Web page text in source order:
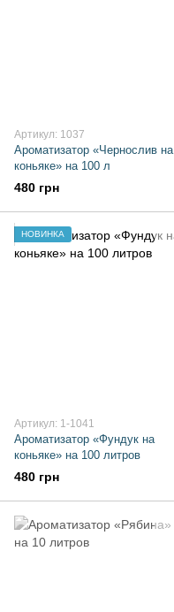
Артикул: 1037
Ароматизатор «Чернослив на
коньяке» на 100 л
480 грн
НОВИНКА
Артикул: 1-1041
Ароматизатор «Фундук на
коньяке» на 100 литров
480 грн